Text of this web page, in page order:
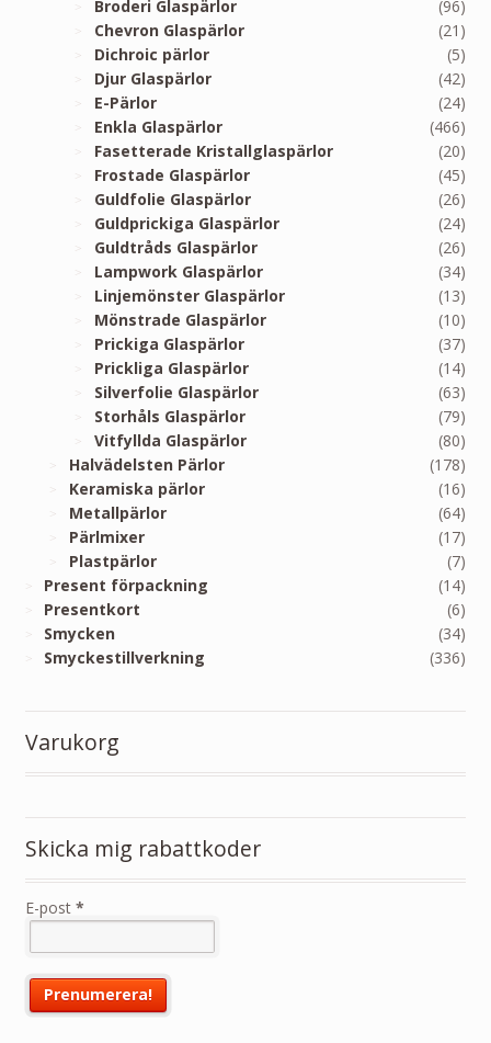
Broderi Glaspärlor
(96)
Chevron Glaspärlor
(21)
Dichroic pärlor
(5)
Djur Glaspärlor
(42)
E-Pärlor
(24)
Enkla Glaspärlor
(466)
Fasetterade Kristallglaspärlor
(20)
Frostade Glaspärlor
(45)
Guldfolie Glaspärlor
(26)
Guldprickiga Glaspärlor
(24)
Guldtråds Glaspärlor
(26)
Lampwork Glaspärlor
(34)
Linjemönster Glaspärlor
(13)
Mönstrade Glaspärlor
(10)
Prickiga Glaspärlor
(37)
Prickliga Glaspärlor
(14)
Silverfolie Glaspärlor
(63)
Storhåls Glaspärlor
(79)
Vitfyllda Glaspärlor
(80)
Halvädelsten Pärlor
(178)
Keramiska pärlor
(16)
Metallpärlor
(64)
Pärlmixer
(17)
Plastpärlor
(7)
Present förpackning
(14)
Presentkort
(6)
Smycken
(34)
Smyckestillverkning
(336)
Varukorg
Skicka mig rabattkoder
E-post *